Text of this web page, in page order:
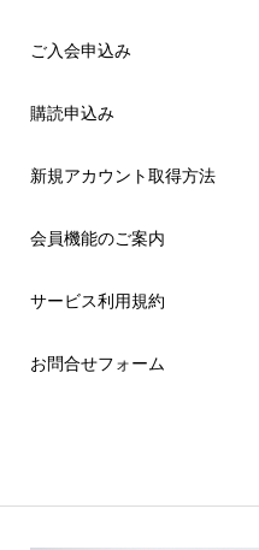
ご入会申込み
購読申込み
新規アカウント取得方法
会員機能のご案内
サービス利用規約
お問合せフォーム